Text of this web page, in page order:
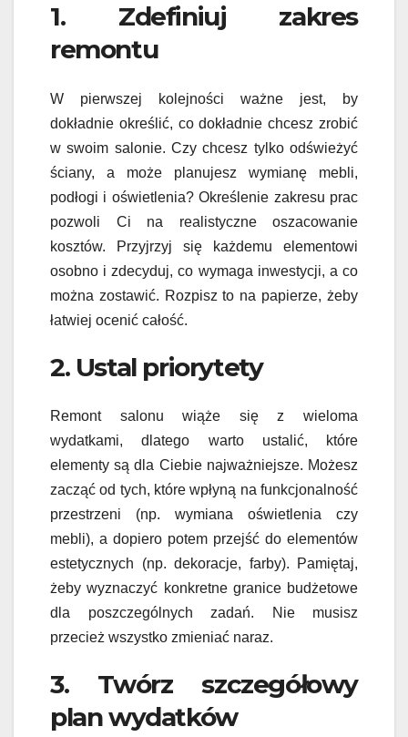
1. Zdefiniuj zakres
remontu
W pierwszej kolejności ważne jest, by
dokładnie określić, co dokładnie chcesz zrobić
w swoim salonie. Czy chcesz tylko odświeżyć
ściany, a może planujesz wymianę mebli,
podłogi i oświetlenia? Określenie zakresu prac
pozwoli Ci na realistyczne oszacowanie
kosztów. Przyjrzyj się każdemu elementowi
osobno i zdecyduj, co wymaga inwestycji, a co
można zostawić. Rozpisz to na papierze, żeby
łatwiej ocenić całość.
2. Ustal priorytety
Remont salonu wiąże się z wieloma
wydatkami, dlatego warto ustalić, które
elementy są dla Ciebie najważniejsze. Możesz
zacząć od tych, które wpłyną na funkcjonalność
przestrzeni (np. wymiana oświetlenia czy
mebli), a dopiero potem przejść do elementów
estetycznych (np. dekoracje, farby). Pamiętaj,
żeby wyznaczyć konkretne granice budżetowe
dla poszczególnych zadań. Nie musisz
przecież wszystko zmieniać naraz.
3. Twórz szczegółowy
plan wydatków